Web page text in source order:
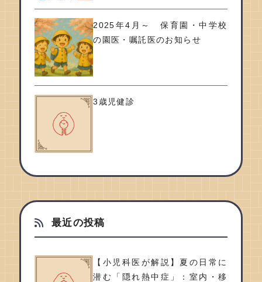
2025年4月～ 保育園・中学校
の園医・嘱託医のお知らせ
3歳児健診
最近の投稿
【小児科医が解説】夏の日常に
潜む「隠れ熱中症」：室内・移